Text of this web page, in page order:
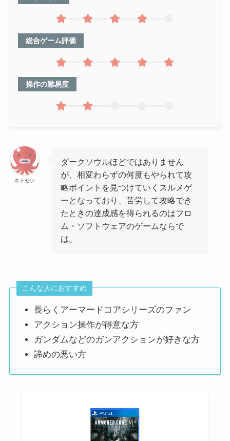
総合ゲーム評価
操作の難易度
ネトセツ
ダークソウルほどではありません
が、相変わらずの何度もやられて攻
略ポイントを見つけていくスルメゲ
ーとなっており、苦労して攻略でき
たときの達成感を得られるのはフロ
ム・ソフトウェアのゲームならで
は。
こんな人におすすめ
長らくアーマードコアシリーズのファン
アクション操作が得意な方
ガンダムなどのガンアクションが好きな方
諦めの悪い方